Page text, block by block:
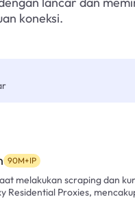
koneksi.
90M+IP
melakukan scraping dan
Residential Proxies,